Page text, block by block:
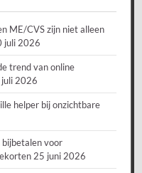
ME/CVS zijn niet alleen
juli 2026
trend van online
2026
helper bij onzichtbare
bijbetalen voor
25 juni 2026